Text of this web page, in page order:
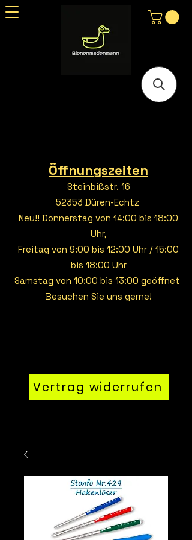
Öffnungszeiten
Steinbißstr. 16
52353 Düren-Echtz
Neu!! Donnerstag von 14:00 bis 18:00
Uhr,
Freitag von 9:00 bis 12:00 Uhr / 15:00
bis 18:00 Uhr
Samstag von 10:00 bis 13:00 geöffnet
Besuchen Sie uns gerne!
Vertrag widerrufen